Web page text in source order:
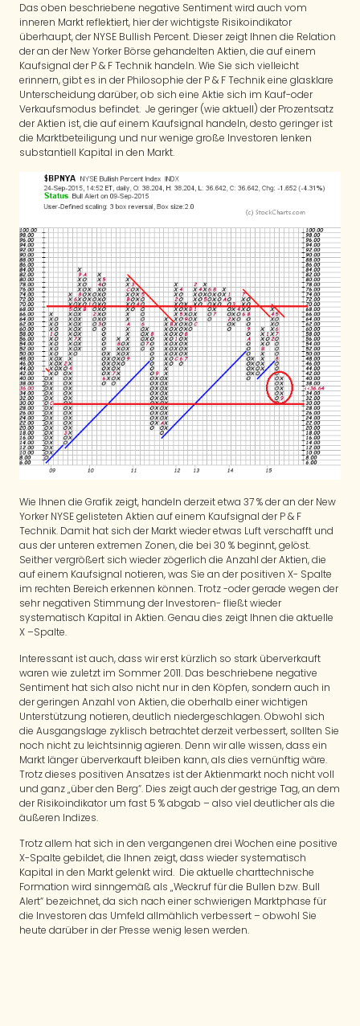
Das oben beschriebene negative Sentiment wird auch vom
inneren Markt reflektiert, hier der wichtigste Risikoindikator
überhaupt, der NYSE Bullish Percent. Dieser zeigt Ihnen die Relation
der an der New Yorker Börse gehandelten Aktien, die auf einem
Kaufsignal der P & F Technik handeln. Wie Sie sich vielleicht
erinnern, gibt es in der Philosophie der P & F Technik eine glasklare
Unterscheidung darüber, ob sich eine Aktie sich im Kauf-oder
Verkaufsmodus befindet. Je geringer (wie aktuell) der Prozentsatz
der Aktien ist, die auf einem Kaufsignal handeln, desto geringer ist
die Marktbeteiligung und nur wenige große Investoren lenken
substantiell Kapital in den Markt.
Wie Ihnen die Grafik zeigt, handeln derzeit etwa 37 % der an der New
Yorker NYSE gelisteten Aktien auf einem Kaufsignal der P & F
Technik. Damit hat sich der Markt wieder etwas Luft verschafft und
aus der unteren extremen Zonen, die bei 30 % beginnt, gelöst.
Seither vergrößert sich wieder zögerlich die Anzahl der Aktien, die
auf einem Kaufsignal notieren, was Sie an der positiven X- Spalte
im rechten Bereich erkennen können. Trotz -oder gerade wegen der
sehr negativen Stimmung der Investoren- fließt wieder
systematisch Kapital in Aktien. Genau dies zeigt Ihnen die aktuelle
X –Spalte.
Interessant ist auch, dass wir erst kürzlich so stark überverkauft
waren wie zuletzt im Sommer 2011. Das beschriebene negative
Sentiment hat sich also nicht nur in den Köpfen, sondern auch in
der geringen Anzahl von Aktien, die oberhalb einer wichtigen
Unterstützung notieren, deutlich niedergeschlagen. Obwohl sich
die Ausgangslage zyklisch betrachtet derzeit verbessert, sollten Sie
noch nicht zu leichtsinnig agieren. Denn wir alle wissen, dass ein
Markt länger überverkauft bleiben kann, als dies vernünftig wäre.
Trotz dieses positiven Ansatzes ist der Aktienmarkt noch nicht voll
und ganz „über den Berg“. Dies zeigt auch der gestrige Tag, an dem
der Risikoindikator um fast 5 % abgab – also viel deutlicher als die
äußeren Indizes.
Trotz allem hat sich in den vergangenen drei Wochen eine positive
X-Spalte gebildet, die Ihnen zeigt, dass wieder systematisch
Kapital in den Markt gelenkt wird. Die aktuelle charttechnische
Formation wird sinngemäß als „Weckruf für die Bullen bzw. Bull
Alert“ bezeichnet, da sich nach einer schwierigen Marktphase für
die Investoren das Umfeld allmählich verbessert – obwohl Sie
heute darüber in der Presse wenig lesen werden.